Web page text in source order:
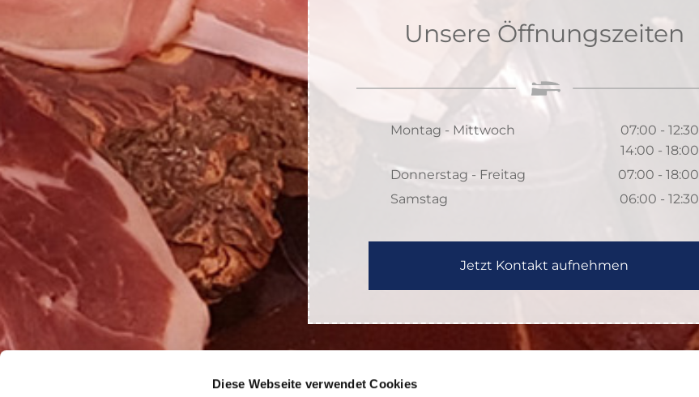
Diese Webseite verwendet Cookies
Unsere Öffnungszeiten
Montag - Mittwoch
07:00 - 12:30
14:00 - 18:00
Donnerstag - Freitag
07:00 - 18:00
Samstag
06:00 - 12:30
Jetzt Kontakt aufnehmen